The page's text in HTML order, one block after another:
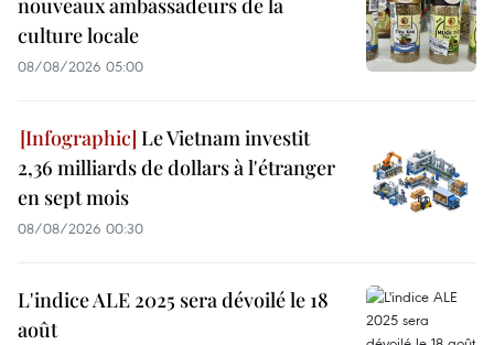
nouveaux ambassadeurs de la
culture locale
08/08/2026 05:00
Le Vietnam investit
2,36 milliards de dollars à l'étranger
en sept mois
08/08/2026 00:30
L'indice ALE 2025 sera dévoilé le 18
août